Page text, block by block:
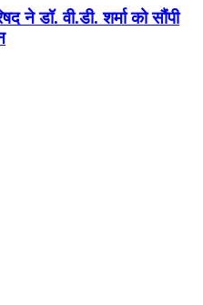
ने डॉ. वी.डी. शर्मा को सौंपी